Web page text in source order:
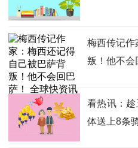
梅西传记作
叛！他不会
看热讯：趁
体送上8条